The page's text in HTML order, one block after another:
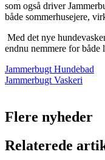
som også driver
både sommerhusejere,
Med det nye
endnu nemmere for både
Jammerbugt Hundebad
Jammerbugt Vaskeri
Flere nyheder
Relaterede